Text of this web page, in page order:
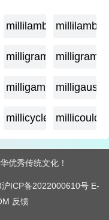
millilambda
milligrame
milligammamilligauss
millicycle
优秀传统文化！
沪ICP备2022000610号 E-
反馈